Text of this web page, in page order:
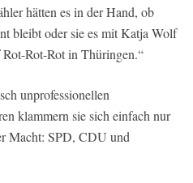
hätten es in der Hand, ob
bleibt oder sie es mit Katja Wolf
Rot-Rot in Thüringen.“
unprofessionellen
klammern sie sich einfach nur
Macht: SPD, CDU und